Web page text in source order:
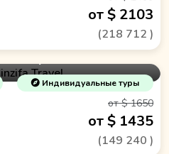
от $ 2103
(218 712 )
залива: 6-
Индивидуальные туры
от $ 1650
от $ 1435
(149 240 )
Иран и сокровища